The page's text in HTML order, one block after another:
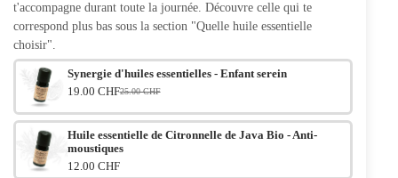
t'accompagne durant toute la journée. Découvre celle qui te
correspond plus bas sous la section "Quelle huile essentielle
choisir".
Synergie d'huiles essentielles - Enfant serein
25.00 CHF
Le prix initial était : 25.00 CHF.
19.00 CHFLe prix actuel est : 19.00 CHF.
Huile essentielle de Citronnelle de Java Bio - Anti-
moustiques
12.00 CHF